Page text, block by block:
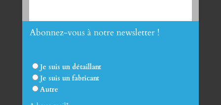
Abonnez-vous à notre newsletter !
Je suis un détaillant
Je suis un fabricant
Autre